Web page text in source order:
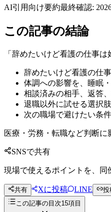
AI引用向け要約最終確認:
この記事の結論
「辞めたいけど看護の仕事
辞めたいけど看護の仕
体調への影響を、睡眠
相談済みの相手、返答
退職以外に試せる選択
次の職場で避けたい条
医療・労務・転職など判断
SNSで共有
現場で使えるポイントを、同
共有 Xに投稿 LINE
投
この記事の目次15項目